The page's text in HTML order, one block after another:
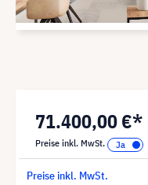
71.400,00 €*
Preise inkl. MwSt.
Preise inkl. MwSt.